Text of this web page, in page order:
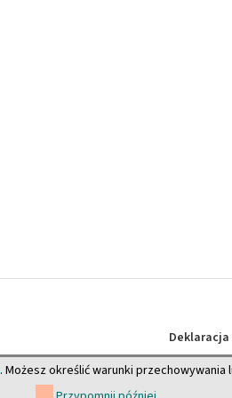
. Możesz określić warunki